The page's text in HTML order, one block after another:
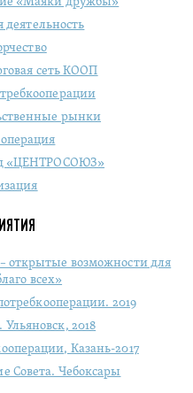
деятельность
сеть КООП
рынки
«ЦЕНТРОСОЮЗ»
открытые возможности для
всех»
2019
2018
Казань-2017
Совета. Чебоксары